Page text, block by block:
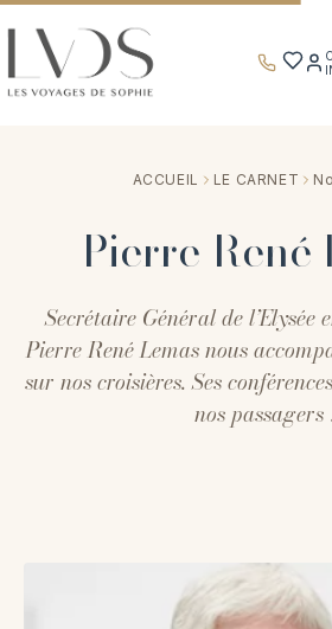
ACCUEIL LE CARNET
Pierre René
Secrétaire Général de l’Elysée
Pierre René Lemas nous
sur nos croisières. Ses
nos passagers